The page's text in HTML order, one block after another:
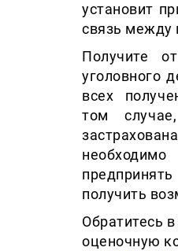
установит
связь между
Получите
уголовного
всех
том
получить
Обратитесь
оценочную